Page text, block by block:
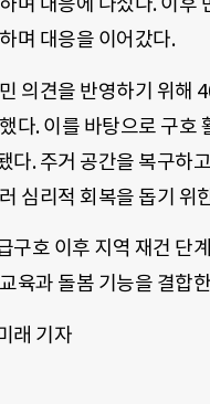
며 대응을 이어갔다.
의견을 반영하기 위해
다. 이를 바탕으로 구호
다. 주거 공간을 복구하
심리적 회복을 돕기 위
구호 이후 지역 재건 단
육과 돌봄 기능을 결합
래 기자